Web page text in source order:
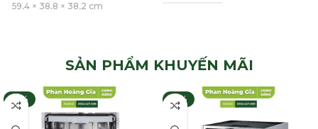
59,4 × 38,8 × 38,2 cm
SẢN PHẨM KHUYẾN MÃI
-21% -21%